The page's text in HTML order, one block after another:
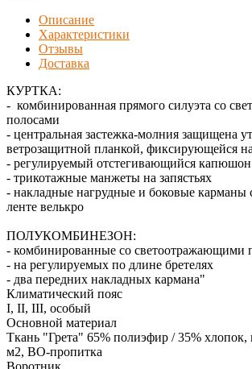
Описание
Характеристики
Отзывы
Доставка
КУРТКА:
- комбинированная прямого силуэта со
полосами
- центральная застежка-молния защищена
ветрозащитной планкой, фиксирующейся
- регулируемый отстегивающийся капюшон
- трикотажные манжеты на запястьях
- накладные нагрудные и боковые карманы
ленте велькро
ПОЛУКОМБИНЕЗОН:
- комбинированные со светоотражающими
- на регулируемых по длине бретелях
- два передних накладных кармана"
Климатический пояс
I, II, III, особый
Основной материал
Ткань "Грета" 65% полиэфир / 35% хлопок,
м2, ВО-пропитка
Воротник